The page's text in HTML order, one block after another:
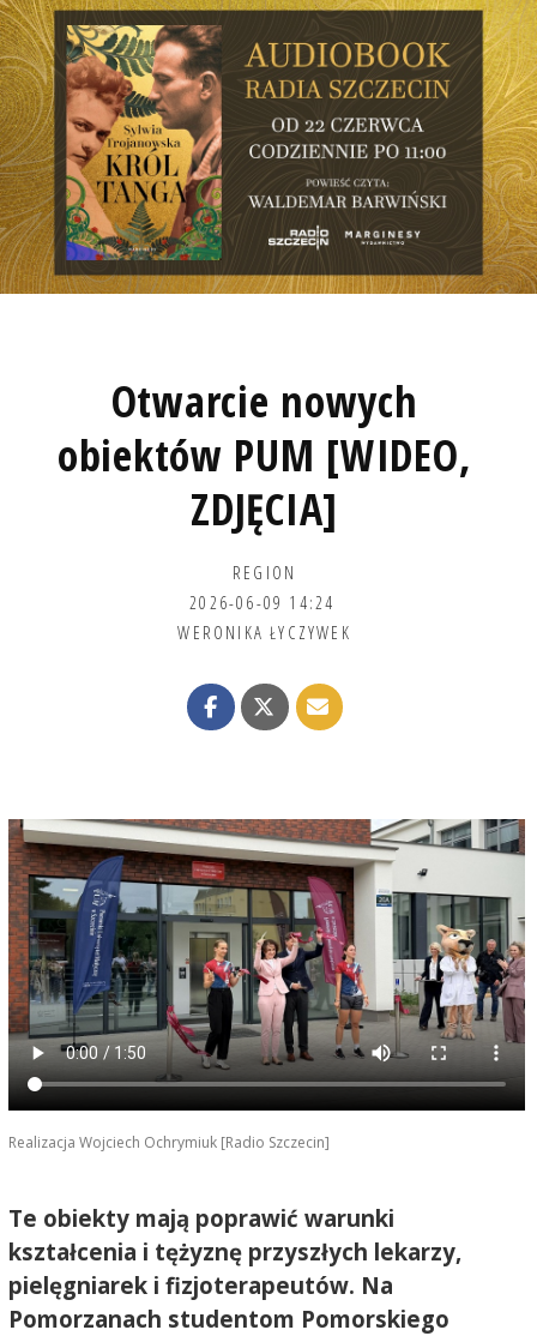
Otwarcie nowych
obiektów PUM [WIDEO,
ZDJĘCIA]
REGION
2026-06-09 14:24
WERONIKA ŁYCZYWEK
Realizacja Wojciech Ochrymiuk [Radio Szczecin]
Te obiekty mają poprawić warunki
kształcenia i tężyznę przyszłych lekarzy,
pielęgniarek i fizjoterapeutów. Na
Pomorzanach studentom Pomorskiego